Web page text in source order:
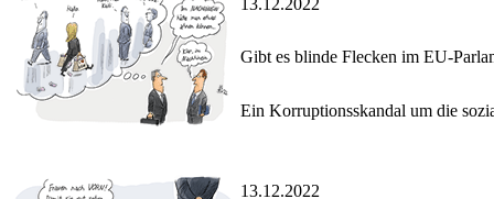
13.12.2022
Gibt es blinde Flecken im EU-
Ein Korruptionsskandal um die
13.12.2022